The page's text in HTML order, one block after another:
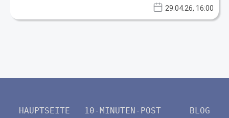
29.04.26, 16:00
HAUPTSEITE 10-MINUTEN-POST BLOG